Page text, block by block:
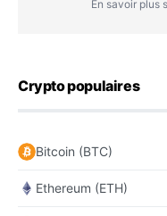
En savoir plus
Crypto populaires
Bitcoin (BTC)
Ethereum (ETH)